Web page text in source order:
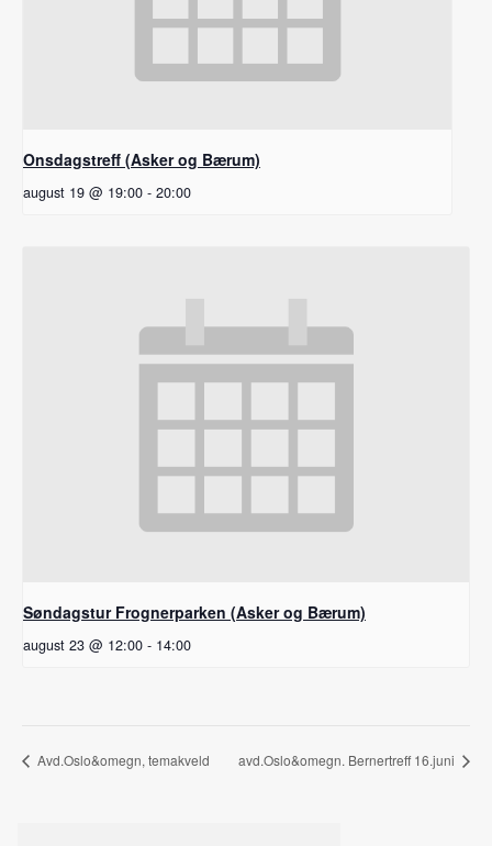
Onsdagstreff (Asker og Bærum)
august 19 @ 19:00 - 20:00
Søndagstur Frognerparken (Asker og Bærum)
august 23 @ 12:00 - 14:00
Avd.Oslo&omegn, temakveld avd.Oslo&omegn. Bernertreff 16.juni